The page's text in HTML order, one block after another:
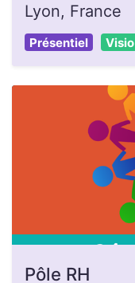
Lyon, France
Présentiel Visio
Pôle RH